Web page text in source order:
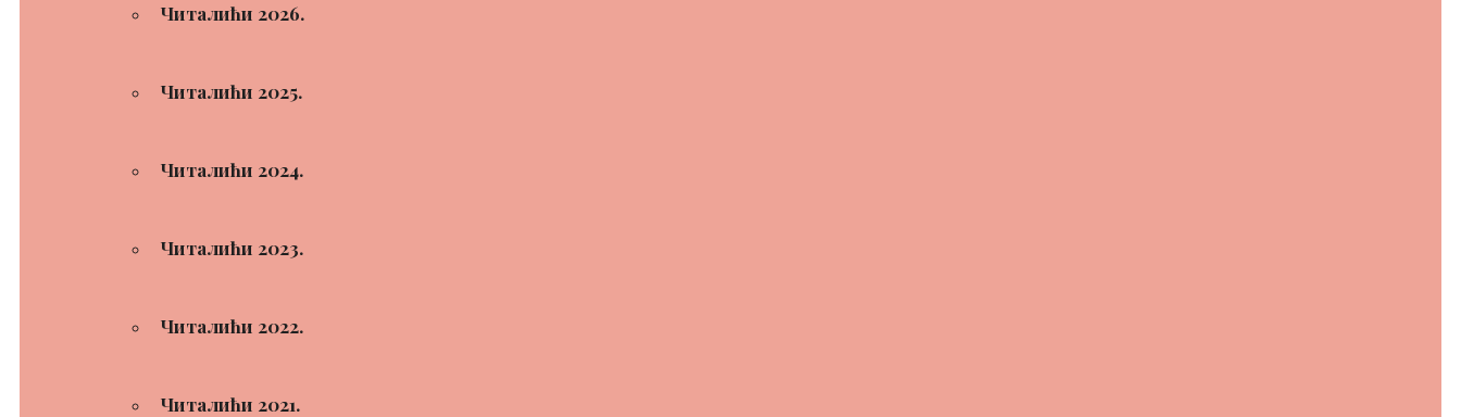
Читалићи 2026.
Читалићи 2025.
Читалићи 2024.
Читалићи 2023.
Читалићи 2022.
Читалићи 2021.